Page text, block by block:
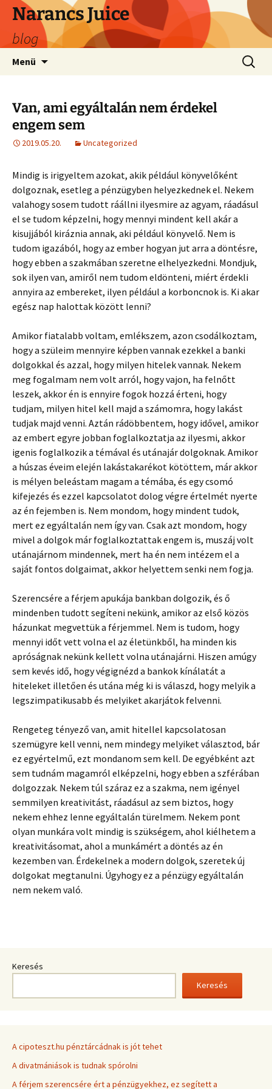
Ugrás
tartalomhoz
Narancs Juice
blog
Menü
Van, ami egyáltalán nem érdekel
engem sem
2019.05.20. Uncategorized
Mindig is irigyeltem azokat, akik például könyvelőként
dolgoznak, esetleg a pénzügyben helyezkednek el. Nekem
valahogy sosem tudott ráállni ilyesmire az agyam, ráadásul
el se tudom képzelni, hogy mennyi mindent kell akár a
kisujjából kiráznia annak, aki például könyvelő. Nem is
tudom igazából, hogy az ember hogyan jut arra a döntésre,
hogy ebben a szakmában szeretne elhelyezkedni. Mondjuk,
sok ilyen van, amiről nem tudom eldönteni, miért érdekli
annyira az embereket, ilyen például a korboncnok is. Ki akar
egész nap halottak között lenni?
Amikor fiatalabb voltam, emlékszem, azon csodálkoztam,
hogy a szüleim mennyire képben vannak ezekkel a banki
dolgokkal és azzal, hogy milyen hitelek vannak. Nekem
meg fogalmam nem volt arról, hogy vajon, ha felnőtt
leszek, akkor én is ennyire fogok hozzá érteni, hogy
tudjam, milyen hitel kell majd a számomra, hogy lakást
tudjak majd venni. Aztán rádöbbentem, hogy idővel, amikor
az embert egyre jobban foglalkoztatja az ilyesmi, akkor
igenis foglalkozik a témával és utánajár dolgoknak. Amikor
a húszas éveim elején lakástakarékot kötöttem, már akkor
is mélyen beleástam magam a témába, és egy csomó
kifejezés és ezzel kapcsolatot dolog végre értelmét nyerte
az én fejemben is. Nem mondom, hogy mindent tudok,
mert ez egyáltalán nem így van. Csak azt mondom, hogy
mivel a dolgok már foglalkoztattak engem is, muszáj volt
utánajárnom mindennek, mert ha én nem intézem el a
saját fontos dolgaimat, akkor helyettem senki nem fogja.
Szerencsére a férjem apukája bankban dolgozik, és ő
mindenben tudott segíteni nekünk, amikor az első közös
házunkat megvettük a férjemmel. Nem is tudom, hogy
mennyi időt vett volna el az életünkből, ha minden kis
apróságnak nekünk kellett volna utánajárni. Hiszen amúgy
sem kevés idő, hogy végignézd a bankok kínálatát a
hiteleket illetően és utána még ki is válaszd, hogy melyik a
legszimpatikusabb és melyiket akarjátok felvenni.
Rengeteg tényező van, amit hitellel kapcsolatosan
szemügyre kell venni, nem mindegy melyiket választod, bár
ez egyértelmű, ezt mondanom sem kell. De egyébként azt
sem tudnám magamról elképzelni, hogy ebben a szférában
dolgozzak. Nekem túl száraz ez a szakma, nem igényel
semmilyen kreativitást, ráadásul az sem biztos, hogy
nekem ehhez lenne egyáltalán türelmem. Nekem pont
olyan munkára volt mindig is szükségem, ahol kiélhetem a
kreativitásomat, ahol a munkámért a döntés az én
kezemben van. Érdekelnek a modern dolgok, szeretek új
dolgokat megtanulni. Úgyhogy ez a pénzügy egyáltalán
nem nekem való.
Keresés
Keresés
A cipoteszt.hu pénztárcádnak is jót tehet
A divatmániások is tudnak spórolni
A férjem szerencsére ért a pénzügyekhez, ez segített a